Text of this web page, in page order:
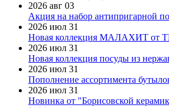
2026 авг 03
Акция на набор антипригарной
2026 июл 31
Новая коллекция МАЛАХИТ от ТМ
2026 июл 31
Новая коллекция посуды из
2026 июл 31
Пополнение ассортимента
2026 июл 31
Новинка от "Борисовской